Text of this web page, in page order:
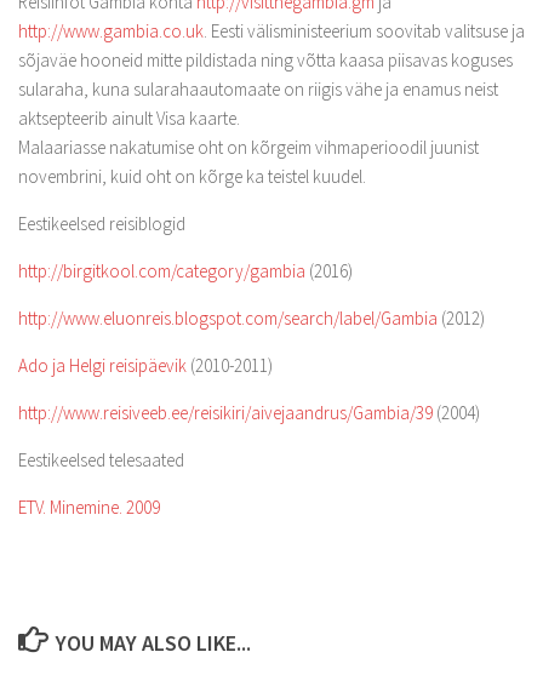
http://www.gambia.co.uk. Eesti välisministeerium soovitab valitsuse ja
sõjaväe hooneid mitte pildistada ning võtta kaasa piisavas koguses
sularaha, kuna sularahaautomaate on riigis vähe ja enamus neist
aktsepteerib ainult Visa kaarte.
Malaariasse nakatumise oht on kõrgeim vihmaperioodil juunist
novembrini, kuid oht on kõrge ka teistel kuudel.
Eestikeelsed reisiblogid
http://birgitkool.com/category/gambia (2016)
http://www.eluonreis.blogspot.com/search/label/Gambia (2012)
Ado ja Helgi reisipäevik (2010-2011)
http://www.reisiveeb.ee/reisikiri/aivejaandrus/Gambia/39 (2004)
Eestikeelsed telesaated
ETV. Minemine. 2009
YOU MAY ALSO LIKE...